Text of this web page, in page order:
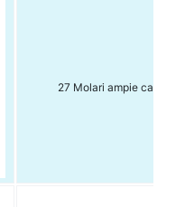
27 Molari ampie cavità 1